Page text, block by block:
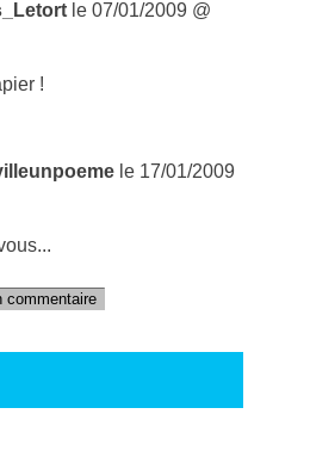
le 07/01/2009 @
!
le 17/01/2009
commentaire